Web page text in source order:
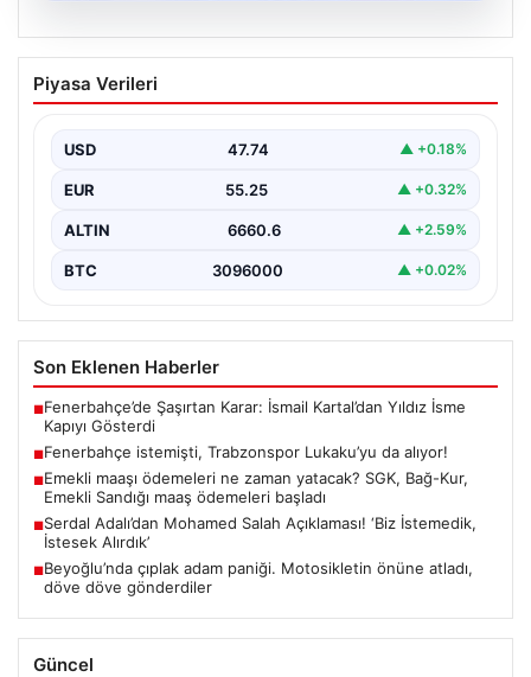
Fenerbahçe istemişti, Trabzonspor
Lukaku’yu da alıyor!
Piyasa Verileri
USD 47.74 ▲ +0.18%
EUR 55.25 ▲ +0.32%
ALTIN 6660.6 ▲ +2.59%
BTC 3096000 ▲ +0.02%
Son Eklenen Haberler
■Fenerbahçe’de Şaşırtan Karar: İsmail Kartal’dan Yıldız İsme
Kapıyı Gösterdi
■Fenerbahçe istemişti, Trabzonspor Lukaku’yu da alıyor!
■Emekli maaşı ödemeleri ne zaman yatacak? SGK, Bağ-Kur,
Emekli Sandığı maaş ödemeleri başladı
■Serdal Adalı’dan Mohamed Salah Açıklaması! ‘Biz İstemedik,
İstesek Alırdık’
■Beyoğlu’nda çıplak adam paniği. Motosikletin önüne atladı,
döve döve gönderdiler
Güncel